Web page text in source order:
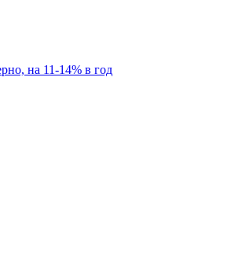
на 11-14% в год